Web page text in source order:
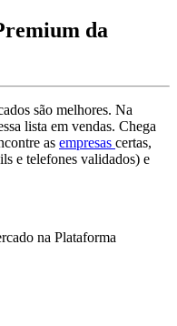
da
são melhores. Na
lista em vendas. Chega
as empresas certas,
e telefones validados) e
na Plataforma